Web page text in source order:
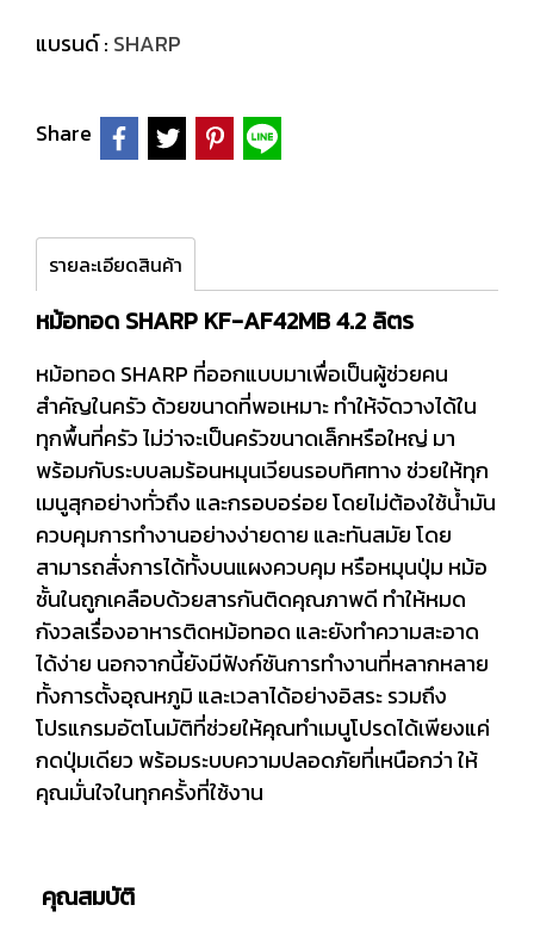
แบรนด์ : SHARP
Share
รายละเอียดสินค้า
หม้อทอด SHARP KF-AF42MB 4.2 ลิตร
หม้อทอด SHARP ที่ออกแบบมาเพื่อเป็นผู้ช่วยคน
สำคัญในครัว ด้วยขนาดที่พอเหมาะ ทำให้จัดวางได้ใน
ทุกพื้นที่ครัว ไม่ว่าจะเป็นครัวขนาดเล็กหรือใหญ่ มา
พร้อมกับระบบลมร้อนหมุนเวียนรอบทิศทาง ช่วยให้ทุก
เมนูสุกอย่างทั่วถึง และกรอบอร่อย โดยไม่ต้องใช้น้ำมัน
ควบคุมการทำงานอย่างง่ายดาย และทันสมัย โดย
สามารถสั่งการได้ทั้งบนแผงควบคุม หรือหมุนปุ่ม หม้อ
ชั้นในถูกเคลือบด้วยสารกันติดคุณภาพดี ทำให้หมด
กังวลเรื่องอาหารติดหม้อทอด และยังทำความสะอาด
ได้ง่าย นอกจากนี้ยังมีฟังก์ชันการทำงานที่หลากหลาย
ทั้งการตั้งอุณหภูมิ และเวลาได้อย่างอิสระ รวมถึง
โปรแกรมอัตโนมัติที่ช่วยให้คุณทำเมนูโปรดได้เพียงแค่
กดปุ่มเดียว พร้อมระบบความปลอดภัยที่เหนือกว่า ให้
คุณมั่นใจในทุกครั้งที่ใช้งาน
คุณสมบัติ